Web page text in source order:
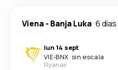
Viena- Banja Luka 6 días
lun 14 sept
VIE-BNX· sin escala
Ryanair